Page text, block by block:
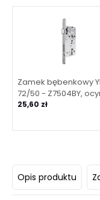
Zamek bębenkowy
72/50 - Z7504BY,
bialy, z zaczepem,
25,60 zł
Opis produktu